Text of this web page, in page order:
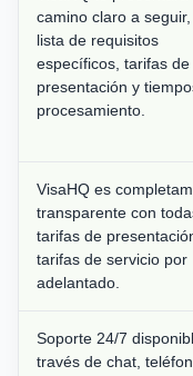
camino claro a
lista de requisitos
específicos, tarifas de
presentación y
procesamiento.
VisaHQ es
transparente con
tarifas de
tarifas de servicio por
adelantado.
Soporte 24/7
través de chat,